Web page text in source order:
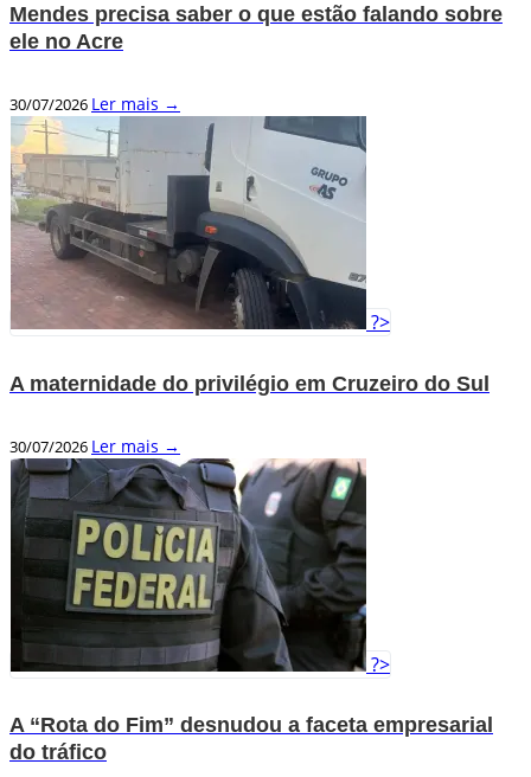
Mendes precisa saber o que estão falando sobre
ele no Acre
30/07/2026 Ler mais →
?>
A maternidade do privilégio em Cruzeiro do Sul
30/07/2026 Ler mais →
?>
A “Rota do Fim” desnudou a faceta empresarial
do tráfico